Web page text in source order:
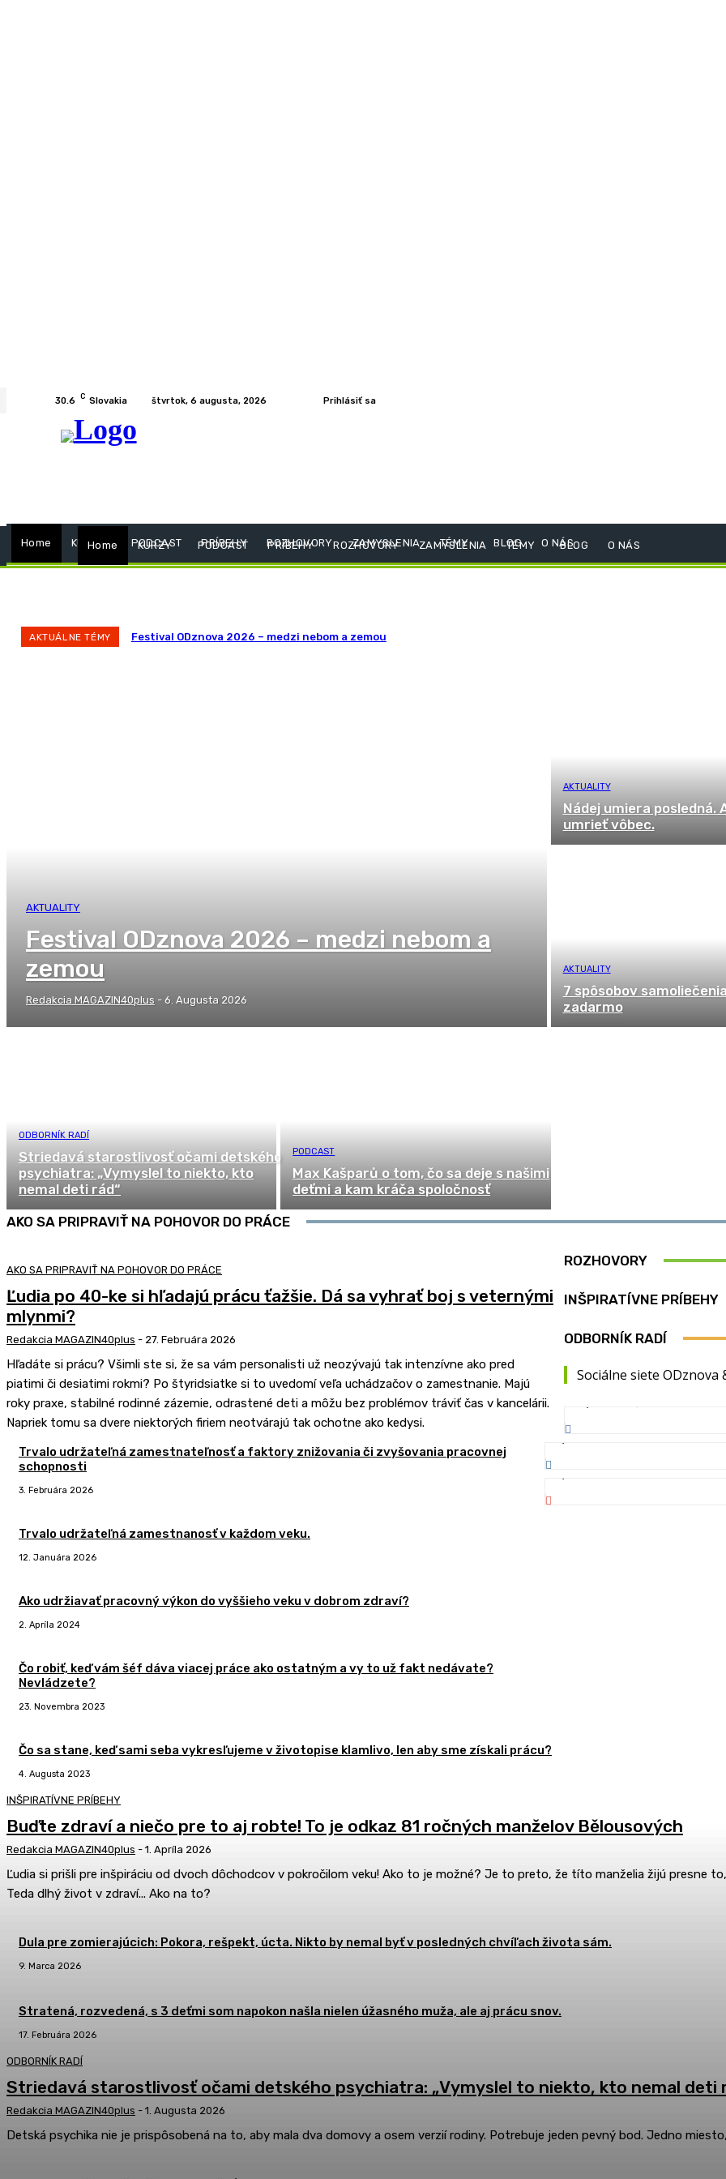
30.6 C Slovakia štvrtok, 6 augusta, 2026 Prihlásiť sa
Home KURZY PODCAST PRÍBEHY ROZHOVORY ZAMYSLENIA TÉMY BLOG O NÁS
Home KURZY PODCAST PRÍBEHY ROZHOVORY ZAMYSLENIA TÉMY BLOG O NÁS
AKTUÁLNE TÉMY Festival ODznova 2026 – medzi nebom a zemou
AKTUALITY
Festival ODznova 2026 – medzi nebom a
zemou
Redakcia MAGAZIN40plus - 6. Augusta 2026
AKTUALITY
Nádej umiera posledná.
umrieť vôbec.
AKTUALITY
7 spôsobov
zadarmo
ODBORNÍK RADÍ
Striedavá starostlivosť očami detského
psychiatra: „Vymyslel to niekto, kto
nemal deti rád“
PODCAST
Max Kašparů o tom, čo sa deje s našimi
deťmi a kam kráča spoločnosť
AKO SA PRIPRAVIŤ NA POHOVOR DO PRÁCE
AKO SA PRIPRAVIŤ NA POHOVOR DO PRÁCE
Ľudia po 40-ke si hľadajú prácu ťažšie. Dá sa vyhrať boj s veternými
mlynmi?
Redakcia MAGAZIN40plus - 27. Februára 2026
Hľadáte si prácu? Všimli ste si, že sa vám personalisti už neozývajú tak intenzívne ako pred
piatimi či desiatimi rokmi? Po štyridsiatke si to uvedomí veľa uchádzačov o zamestnanie. Majú
roky praxe, stabilné rodinné zázemie, odrastené deti a môžu bez problémov tráviť čas v kancelárii.
Napriek tomu sa dvere niektorých firiem neotvárajú tak ochotne ako kedysi.
Trvalo udržateľná zamestnateľnosť a faktory znižovania či zvyšovania pracovnej
schopnosti
3. Februára 2026
Trvalo udržateľná zamestnanosť v každom veku.
12. Januára 2026
Ako udržiavať pracovný výkon do vyššieho veku v dobrom zdraví?
2. Apríla 2024
Čo robiť, keď vám šéf dáva viacej práce ako ostatným a vy to už fakt nedávate?
Nevládzete?
23. Novembra 2023
Čo sa stane, keď sami seba vykresľujeme v životopise klamlivo, len aby sme získali prácu?
4. Augusta 2023
ROZHOVORY
INŠPIRATÍVNE PRÍBEHY
INŠPIRATÍVNE PRÍBEHY
Buďte zdraví a niečo pre to aj robte! To je odkaz 81 ročných manželov Bělousových
Redakcia MAGAZIN40plus - 1. Apríla 2026
Ľudia si prišli pre inšpiráciu od dvoch dôchodcov v pokročilom veku! Ako to je možné? Je to preto, že títo manželia žijú presne
Teda dlhý život v zdraví... Ako na to?
Dula pre zomierajúcich: Pokora, rešpekt, úcta. Nikto by nemal byť v posledných chvíľach života sám.
9. Marca 2026
Stratená, rozvedená, s 3 deťmi som napokon našla nielen úžasného muža, ale aj prácu snov.
17. Februára 2026
ODBORNÍK RADÍ
ODBORNÍK RADÍ
Striedavá starostlivosť očami detského psychiatra: „Vymyslel to niekto, kto nemal deti
Redakcia MAGAZIN40plus - 1. Augusta 2026
Detská psychika nie je prispôsobená na to, aby mala dva domovy a osem verzií rodiny. Potrebuje jeden pevný bod. Jedno
Sociálne siete ODznova